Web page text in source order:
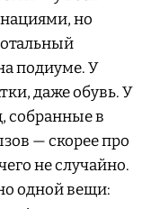
но
подиуме. У
даже обувь. У
собранные в
— скорее про
не случайно.
одной вещи: